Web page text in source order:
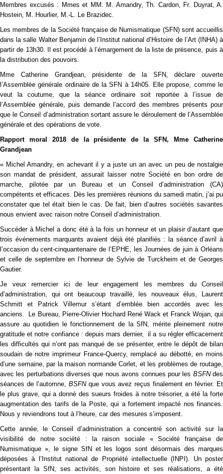
Membres excusés : Mmes et MM. M. Amandry, Th. Cardon, Fr. Duyrat, A.
Hostein, M. Hourlier, M.-L. Le Brazidec.
Les membres de la Société française de Numismatique (SFN) sont accueillis
dans la salle Walter Benjamin de l’Institut national d’Histoire de l’Art (INHA) à
partir de 13h30. Il est procédé à l’émargement de la liste de présence, puis à
la distribution des pouvoirs.
Mme Catherine Grandjean, présidente de la SFN, déclare ouverte
l’Assemblée générale ordinaire de la SFN à 14h05. Elle propose, comme le
veut la coutume, que la séance ordinaire soit reportée à l’issue de
l’Assemblée générale, puis demande l’accord des membres présents pour
que le Conseil d’administration sortant assure le déroulement de l’Assemblée
générale et des opérations de vote.
Rapport moral 2018 de la présidente de la SFN, Mme Catherine
Grandjean
« Michel Amandry, en achevant il y a juste un an avec un peu de nostalgie
son mandat de président, assurait laisser notre Société en bon ordre de
marche, pilotée par un Bureau et un Conseil d’administration (CA)
compétents et efficaces. Dès les premières réunions du samedi matin, j’ai pu
constater que tel était bien le cas. De fait, bien d’autres sociétés savantes
nous envient avec raison notre Conseil d’administration.
Succéder à Michel a donc été à la fois un honneur et un plaisir d’autant que
trois événements marquants avaient déjà été planifiés : la séance d’avril à
l’occasion du cent-cinquantenaire de l’EPHE, les Journées de juin à Orléans
et celle de septembre en l’honneur de Sylvie de Turckheim et de Georges
Gautier.
Je veux remercier ici de leur engagement les membres du Conseil
d’administration, qui ont beaucoup travaillé, les nouveaux élus, Laurent
Schmitt et Patrick Villemur s’étant d’emblée bien accordés avec les
anciens. Le Bureau, Pierre-Olivier Hochard René Wack et Franck Wojan, qui
assure au quotidien le fonctionnement de la SfN, mérite pleinement notre
gratitude et notre confiance : depuis mars dernier, il a su régler efficacement
les difficultés qui n’ont pas manqué de se présenter, entre le dépôt de bilan
soudain de notre imprimeur France-Quercy, remplacé au débotté, en moins
d’une semaine, par la maison normande Corlet, et les problèmes de routage,
avec les perturbations diverses que nous avons connues pour les BSFNdes
séances de l’automne, BSFNque vous avez reçus finalement en février. Et
le plus grave, qui a donné des sueurs froides à notre trésorier, a été la forte
augmentation des tarifs de la Poste, qui a fortement impacté nos finances.
Nous y reviendrons tout à l’heure, car des mesures s’imposent.
Cette année, le Conseil d’administration a concentré son activité sur la
visibilité de notre société : la raison sociale « Société française de
Numismatique », le signe SfN et les logos sont désormais des marques
déposées à l’Institut national de Propriété intellectuelle (INPI). Un poster
présentant la SfN, ses activités, son histoire et ses réalisations, a été